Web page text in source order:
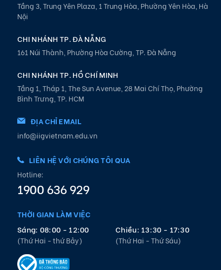
Tầng 3, Trung Yên Plaza, 1 Trung Hòa, Phường Yên Hòa, Hà
Nội
CHI NHÁNH TP. ĐÀ NẴNG
161 Núi Thành, Phường Hòa Cường, TP. Đà Nẵng
CHI NHÁNH TP. HỒ CHÍ MINH
Tầng 1, Tháp 1, The Sun Avenue, 28 Mai Chí Thọ, Phường
Bình Trưng, TP. HCM
ĐỊA CHỈ EMAIL
info@iigvietnam.edu.vn
LIÊN HỆ VỚI CHÚNG TÔI QUA
Hotline:
1900 636 929
THỜI GIAN LÀM VIỆC
Sáng: 08:00 - 12:00
(Thứ Hai - thứ Bảy)
Chiều: 13:30 - 17:30
(Thứ Hai - Thứ Sáu)